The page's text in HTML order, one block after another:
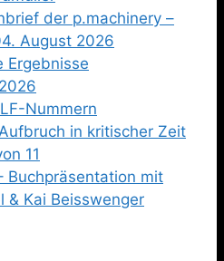
der p.machinery –
August 2026
Ergebnisse
Nummern
in kritischer Zeit
11
Buchpräsentation mit
& Kai Beisswenger